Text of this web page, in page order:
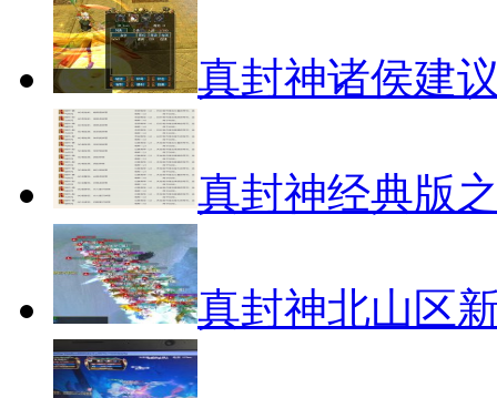
真封神诸侯建
真封神经典版
真封神北山区